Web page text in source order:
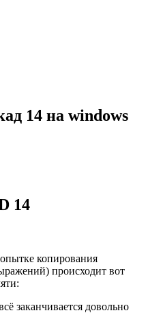
14 на windows
14
копирования
происходит вот
заканчивается довольно